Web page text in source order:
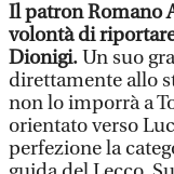
Il patron Romano
volontà di
Dionigi.Un suo
direttamente allo
non lo imporrà a
orientato verso
perfezione la